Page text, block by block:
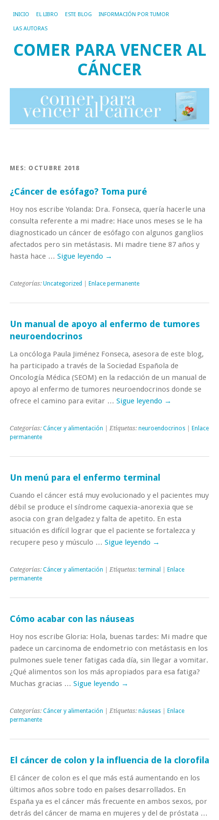
INICIO EL LIBRO ESTE BLOG INFORMACIÓN POR TUMOR
LAS AUTORAS
COMER PARA VENCER AL
CÁNCER
MES: OCTUBRE 2018
¿Cáncer de esófago? Toma puré
Hoy nos escribe Yolanda: Dra. Fonseca, quería hacerle una
consulta referente a mi madre: Hace unos meses se le ha
diagnosticado un cáncer de esófago con algunos ganglios
afectados pero sin metástasis. Mi madre tiene 87 años y
hasta hace … Sigue leyendo →
Categorías: Uncategorized Enlace permanente
Un manual de apoyo al enfermo de tumores
neuroendocrinos
La oncóloga Paula Jiménez Fonseca, asesora de este blog,
ha participado a través de la Sociedad Española de
Oncología Médica (SEOM) en la redacción de un manual de
apoyo al enfermo de tumores neuroendocrinos donde se
ofrece el camino para evitar … Sigue leyendo →
Categorías: Cáncer y alimentación | Etiquetas: neuroendocrinos
Enlace
permanente
Un menú para el enfermo terminal
Cuando el cáncer está muy evolucionado y el pacientes muy
débil se produce el síndrome caquexia-anorexia que se
asocia con gran delgadez y falta de apetito. En esta
situación es difícil lograr que el paciente se fortalezca y
recupere peso y músculo … Sigue leyendo →
Categorías: Cáncer y alimentación | Etiquetas: terminal
Enlace
permanente
Cómo acabar con las náuseas
Hoy nos escribe Gloria: Hola, buenas tardes: Mi madre que
padece un carcinoma de endometrio con metástasis en los
pulmones suele tener fatigas cada día, sin llegar a vomitar.
¿Qué alimentos son los más apropiados para esa fatiga?
Muchas gracias … Sigue leyendo →
Categorías: Cáncer y alimentación | Etiquetas: náuseas
Enlace
permanente
El cáncer de colon y la influencia de la clorofila
El cáncer de colon es el que más está aumentando en los
últimos años sobre todo en países desarrollados. En
España ya es el cáncer más frecuente en ambos sexos, por
detrás del cáncer de mama en mujeres y del de próstata …